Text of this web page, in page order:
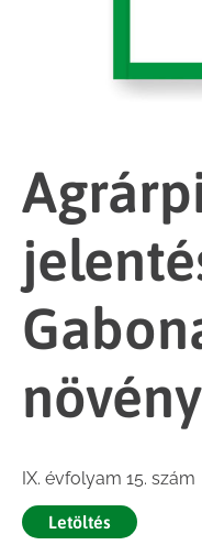
IX. évfolyam 15. szám
Letöltés